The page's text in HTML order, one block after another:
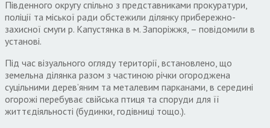
Південного округу спільно з представниками прокуратури,
поліції та міської ради обстежили ділянку прибережно-
захисної смуги р. Капустянка в м. Запоріжжя, – повідомили в
установі.
Під час візуального огляду території, встановлено, що
земельна ділянка разом з частиною річки огороджена
суцільними дерев’яним та металевим парканами, в середині
огорожі перебуває свійська птиця та споруди для її
життєдіяльності (будинки, годівниці тощо.).